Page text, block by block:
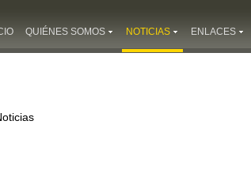
QUIÉNES SOMOS NOTICIAS ENLACES